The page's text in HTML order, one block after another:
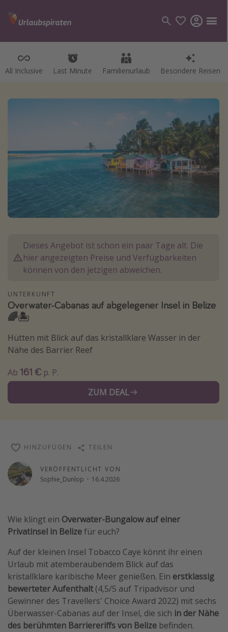
All Inclusive Last Minute Familienurlaub Besondere Reisen
Kategorien
Reiseziele
Alle Reiseziele
Bodensee Urlaub
Normandie Urlaub
Goa Urlaub
St. Lucia Urlaub
Kefalonia Urlaub
Krabi Urlaub
Tulum Urlaub
Sri Lanka Rundreise
Japan Rundreise
Reisethemen
Alle Reisethemen
Roadtrips
Wochenendtrip
Singlereisen
Gruppenreisen
Hotels in Hamburg
Hotels in Amsterdam
Hotels am Achensee
Weitere Themen
Reise Journal
Dieses Angebot ist schon ein paar Tage alt. Die
hier angezeigten Preise und Verfügbarkeiten
können von den jetzigen abweichen.
UNTERKUNFT
Overwater-Cabanas auf abgelegener Insel in Belize
🌈🏝️
Hütten mit Blick auf das kristallklare Wasser in der
Nähe des Barrier Reef
Ab 161 € p. P.
ZUM DEAL
VERÖFFENTLICHT VON
Sophie_Dunlop · 16.4.2026
HINZUFÜGEN TEILEN
Wie klingt ein Overwater-Bungalow auf einer
Privatinsel in Belizefür euch?
Auf der kleinen Insel Tobacco Caye könnt ihr einen
Urlaub mit atemberaubendem Blick auf das
kristallklare karibische Meer genießen. Ein erstklassig
bewerteter Aufenthalt(4,5/5 auf Tripadvisor und
Gewinner des Travellers' Choice Award 2022) mit sechs
Überwasser-Cabanas auf der Insel, die sich in der Nähe
des berühmten Barriereriffs von Belize befinden.